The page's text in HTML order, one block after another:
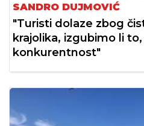
SANDRO DUJMOVIĆ
"Turisti dolaze zbog
krajolika, izgubimo li
konkurentnost"